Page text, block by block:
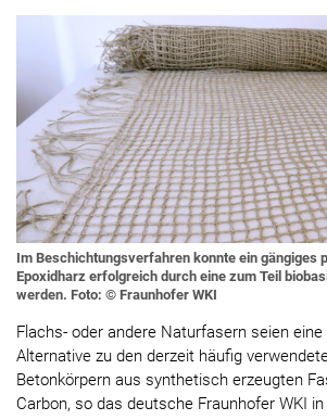
Im Beschichtungsverfahren konnte ein gängiges
Epoxidharz erfolgreich durch eine zum Teil
werden. Foto: © Fraunhofer WKI
Flachs- oder andere Naturfasern seien
Alternative zu den derzeit häufig
Betonkörpern aus synthetisch erzeugten
Carbon, so das deutsche Fraunhofer WKI